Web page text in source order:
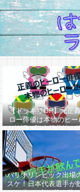
【ドッキリGP】元正
ロー俳優は本物のヒー
を検証！駒木根葵汰（
パリオリンピック出場
スケ！日本代表選手が